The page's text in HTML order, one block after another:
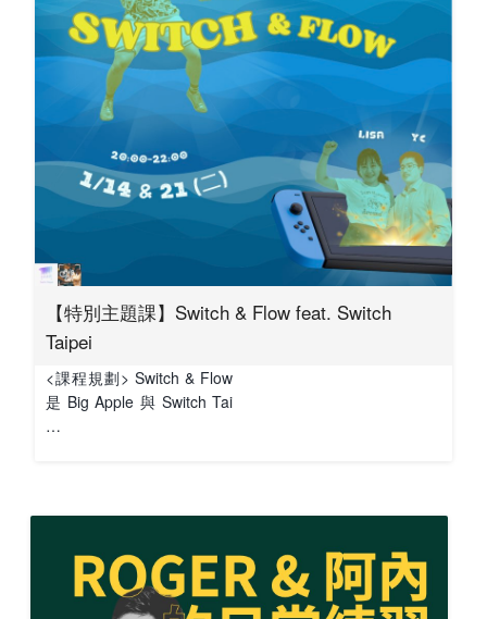
【特別主題課】Switch & Flow feat. Switch
Taipei
<課程規劃> Switch & Flow
是 Big Apple 與 Switch Tai
…